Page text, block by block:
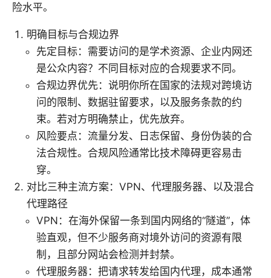
险水平。
明确目标与合规边界
先定目标：需要访问的是学术资源、企业内网还
是公众内容？不同目标对应的合规要求不同。
合规边界优先：说明你所在国家的法规对跨境访
问的限制、数据驻留要求，以及服务条款的约
束。若对方明确禁止，优先放弃。
风险要点：流量分发、日志保留、身份伪装的合
法合规性。合规风险通常比技术障碍更容易击
穿。
对比三种主流方案：VPN、代理服务器、以及混合
代理路径
VPN：在海外保留一条到国内网络的“隧道”，体
验直观，但不少服务商对境外访问的资源有限
制，且部分网站会检测并封禁。
代理服务器：把请求转发给国内代理，成本通常